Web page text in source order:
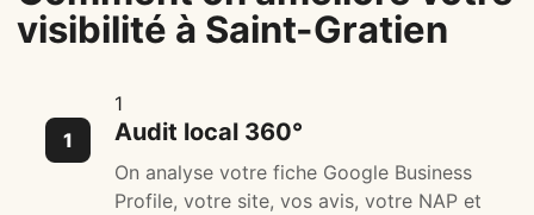
visibilité à Saint-Gratien
1
Audit local 360°
On analyse votre fiche Google Business
Profile, votre site, vos avis, votre NAP et